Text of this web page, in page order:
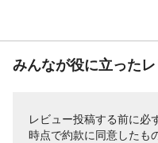
みんなが役に立った
レビュー投稿する前に必
時点で約款に同意したも